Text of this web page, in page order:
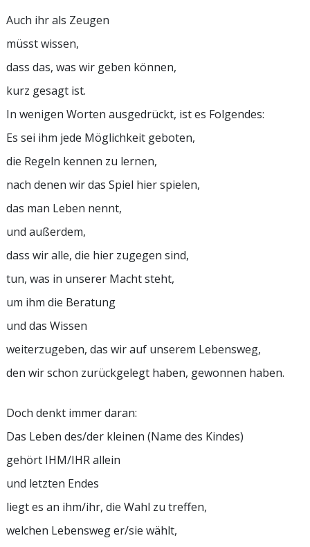
Auch ihr als Zeugen
müsst wissen,
dass das, was wir geben können,
kurz gesagt ist.
In wenigen Worten ausgedrückt, ist es Folgendes:
Es sei ihm jede Möglichkeit geboten,
die Regeln kennen zu lernen,
nach denen wir das Spiel hier spielen,
das man Leben nennt,
und außerdem,
dass wir alle, die hier zugegen sind,
tun, was in unserer Macht steht,
um ihm die Beratung
und das Wissen
weiterzugeben, das wir auf unserem Lebensweg,
den wir schon zurückgelegt haben, gewonnen haben.
Doch denkt immer daran:
Das Leben des/der kleinen (Name des Kindes)
gehört IHM/IHR allein
und letzten Endes
liegt es an ihm/ihr, die Wahl zu treffen,
welchen Lebensweg er/sie wählt,